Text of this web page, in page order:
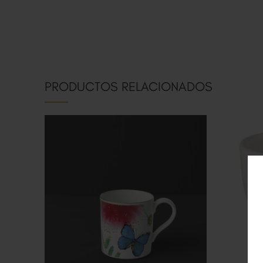
PRODUCTOS RELACIONADOS